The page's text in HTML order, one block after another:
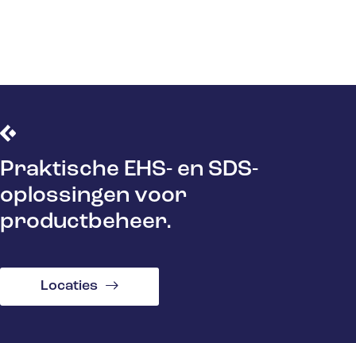
Praktische EHS- en SDS-
oplossingen voor
productbeheer.
Locaties